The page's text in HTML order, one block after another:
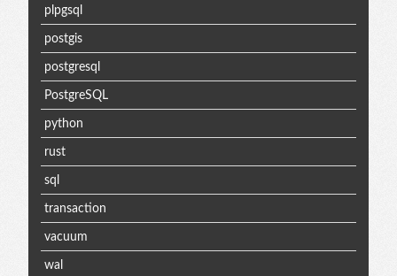
plpgsql
postgis
postgresql
PostgreSQL
python
rust
sql
transaction
vacuum
wal